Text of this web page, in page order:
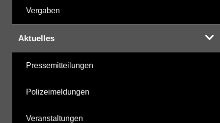
Vergaben
Aktuelles
Pressemitteilungen
Polizeimeldungen
Veranstaltungen